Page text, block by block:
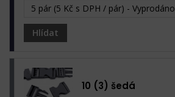
5 pár (5 Kč s DPH / pár) - Vyprodáno
Hlídat
10 (3) šedá